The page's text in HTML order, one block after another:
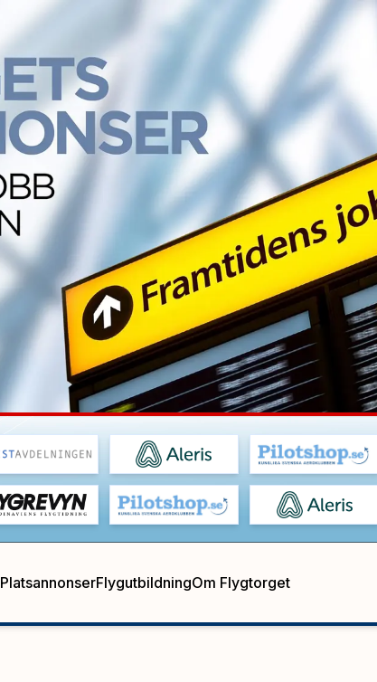
PlatsannonserFlygutbildningOm Flygtorget